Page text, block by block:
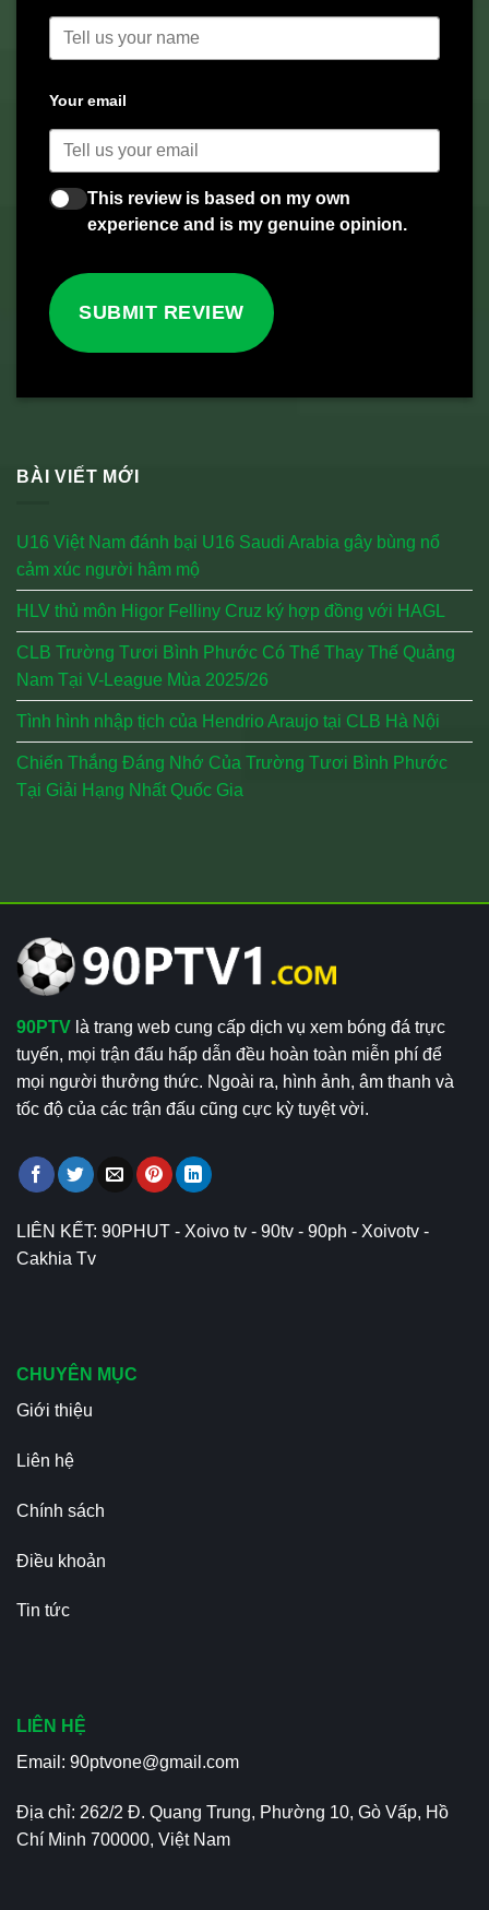
Your email
This review is based on my own
experience and is my genuine opinion.
SUBMIT REVIEW
BÀI VIẾT MỚI
U16 Việt Nam đánh bại U16 Saudi Arabia gây bùng nổ
cảm xúc người hâm mộ
HLV thủ môn Higor Felliny Cruz ký hợp đồng với HAGL
CLB Trường Tươi Bình Phước Có Thể Thay Thế Quảng
Nam Tại V-League Mùa 2025/26
Tình hình nhập tịch của Hendrio Araujo tại CLB Hà Nội
Chiến Thắng Đáng Nhớ Của Trường Tươi Bình Phước
Tại Giải Hạng Nhất Quốc Gia
90PTV là trang web cung cấp dịch vụ xem bóng đá trực
tuyến, mọi trận đấu hấp dẫn đều hoàn toàn miễn phí để
mọi người thưởng thức. Ngoài ra, hình ảnh, âm thanh và
tốc độ của các trận đấu cũng cực kỳ tuyệt vời.
LIÊN KẾT: 90PHUT - Xoivo tv - 90tv - 90ph - Xoivotv -
Cakhia Tv
CHUYÊN MỤC
Giới thiệu
Liên hệ
Chính sách
Điều khoản
Tin tức
LIÊN HỆ
Email: 90ptvone@gmail.com
Địa chỉ: 262/2 Đ. Quang Trung, Phường 10, Gò Vấp, Hồ
Chí Minh 700000, Việt Nam